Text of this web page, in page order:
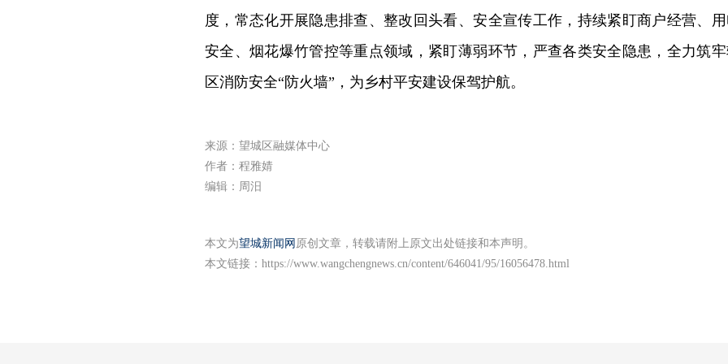
度，常态化开展隐患排查、整改回头看、安全宣传工作，持续紧盯商户经营、
安全、烟花爆竹管控等重点领域，紧盯薄弱环节，严查各类安全隐患，全力筑
区消防安全“防火墙”，为乡村平安建设保驾护航。
来源：望城区融媒体中心
作者：程雅婧
编辑：周汨
本文为望城新闻网 原创文章，转载请附上原文出处链接和本声明。
本文链接： https://www.wangchengnews.cn/content/646041/95/16056478.html